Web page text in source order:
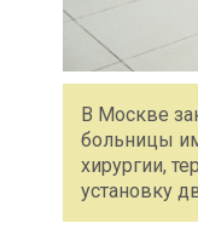
В Москве
больницы
хирургии,
установку